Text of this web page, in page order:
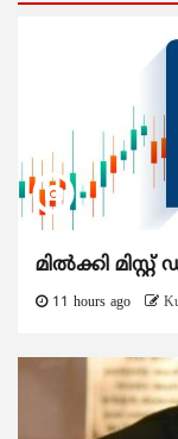
മിൽക്കി
11 hours ago